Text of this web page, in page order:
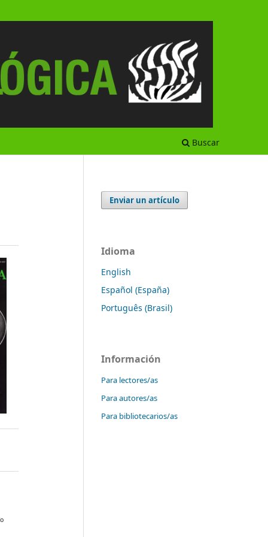
Buscar
Enviar un artículo
Idioma
English
Español (España)
Português (Brasil)
Información
Para lectores/as
Para autores/as
Para bibliotecarios/as